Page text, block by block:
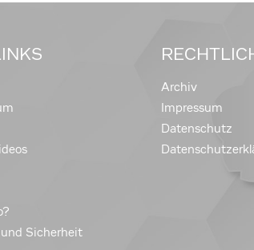
und Sicherheit
Archiv
Impressum
Datenschutz